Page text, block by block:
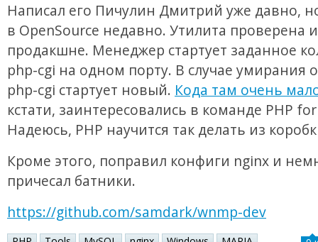
Написал его Пичулин Дмитрий уже давно,
в OpenSource недавно. Утилита проверена
продакшне. Менеджер стартует заданное
php-cgi на одном порту. В случае умирания
php-cgi стартует новый. Кода там очень
кстати, заинтересовались в команде PHP
Надеюсь, PHP научится так делать из
Кроме этого, поправил конфиги nginx и
причесал батники.
https://github.com/samdark/wnmp-dev